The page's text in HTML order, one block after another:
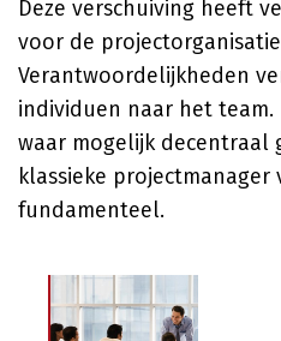
Deze verschuiving heeft
voor de
Verantwoordelijkheden
individuen naar het team.
waar mogelijk decentraal
klassieke
fundamenteel.